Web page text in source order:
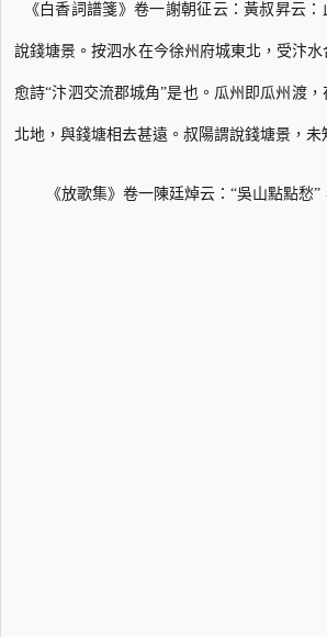
《白香詞譜箋》卷一謝朝征云：黃叔昇云
說錢塘景。按泗水在今徐州府城東北，受汴
愈詩“汴泗交流郡城角”是也。 瓜州即瓜州渡
北地，與錢塘相去甚遠。叔陽謂說錢塘景，未
《放歌集》卷一陳廷焯云：“吳山點點愁”